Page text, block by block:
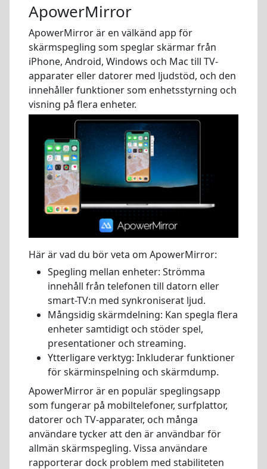
ApowerMirror
ApowerMirror är en välkänd app för
skärmspegling som speglar skärmar från
iPhone, Android, Windows och Mac till TV-
apparater eller datorer med ljudstöd, och den
innehåller funktioner som enhetsstyrning och
visning på flera enheter.
Här är vad du bör veta om ApowerMirror:
Spegling mellan enheter: Strömma
innehåll från telefonen till datorn eller
smart-TV:n med synkroniserat ljud.
Mångsidig skärmdelning: Kan spegla flera
enheter samtidigt och stöder spel,
presentationer och streaming.
Ytterligare verktyg: Inkluderar funktioner
för skärminspelning och skärmdump.
ApowerMirror är en populär speglingsapp
som fungerar på mobiltelefoner, surfplattor,
datorer och TV-apparater, och många
användare tycker att den är användbar för
allmän skärmspegling. Vissa användare
rapporterar dock problem med stabiliteten